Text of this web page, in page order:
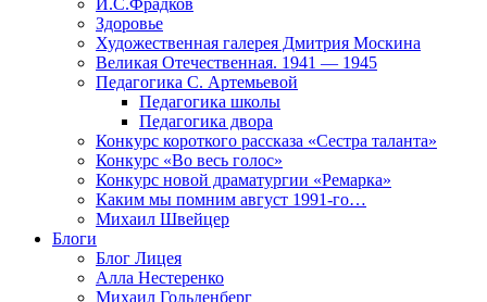
И.С.Фрадков
Здоровье
Художественная галерея Дмитрия Москина
Великая Отечественная. 1941 — 1945
Педагогика С. Артемьевой
Педагогика школы
Педагогика двора
Конкурс короткого рассказа «Сестра таланта»
Конкурс «Во весь голос»
Конкурс новой драматургии «Ремарка»
Каким мы помним август 1991-го…
Михаил Швейцер
Блоги
Блог Лицея
Алла Нестеренко
Михаил Гольденберг